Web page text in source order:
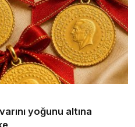
yoğunu altına